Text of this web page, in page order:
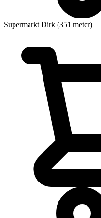
Supermarkt Dirk (351 meter)